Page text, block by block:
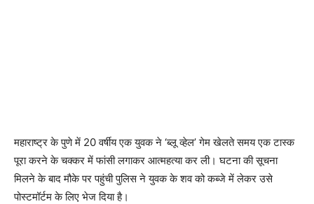
महाराष्ट्र के पुणे में 20 वर्षीय एक युवक ने ‘ब्लू व्हेल’ गेम खेलते समय एक टास्क
पूरा करने के चक्कर में फांसी लगाकर आत्महत्या कर ली। घटना की सूचना
मिलने के बाद मौके पर पहुंची पुलिस ने युवक के शव को कब्जे में लेकर उसे
पोस्टमॉर्टम के लिए भेज दिया है।